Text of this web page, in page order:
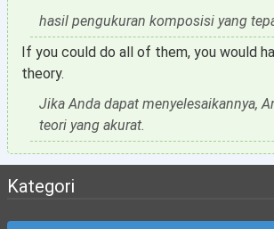
hasil pengukuran komposisi yang
If you could do all of them, you would
theory.
Jika Anda dapat menyelesaikannya,
teori yang akurat.
Kategori